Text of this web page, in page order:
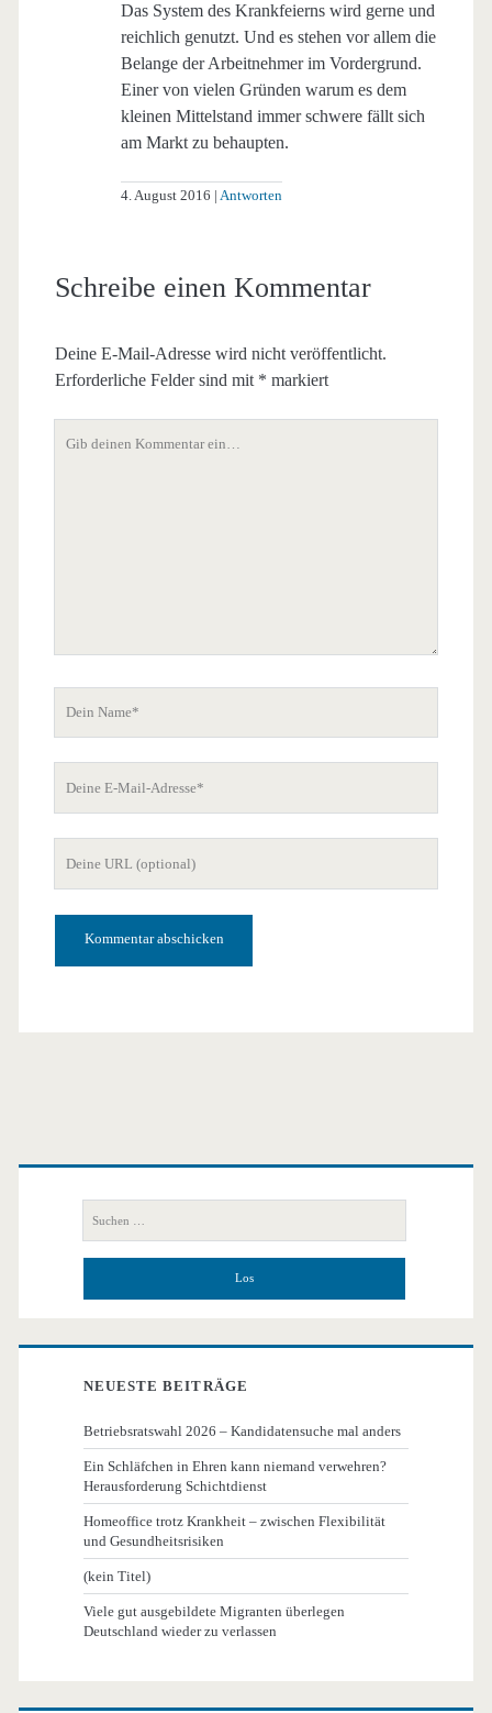
Das System des Krankfeierns wird gerne und
reichlich genutzt. Und es stehen vor allem die
Belange der Arbeitnehmer im Vordergrund.
Einer von vielen Gründen warum es dem
kleinen Mittelstand immer schwere fällt sich
am Markt zu behaupten.
4. August 2016 Antworten
Schreibe einen Kommentar
Deine E-Mail-Adresse wird nicht veröffentlicht.
Erforderliche Felder sind mit * markiert
Adresse
Primäre
Seitenleiste
nach:
NEUESTE BEITRÄGE
Betriebsratswahl 2026 – Kandidatensuche mal anders
Ein Schläfchen in Ehren kann niemand verwehren?
Herausforderung Schichtdienst
Homeoffice trotz Krankheit – zwischen Flexibilität
und Gesundheitsrisiken
(kein Titel)
Viele gut ausgebildete Migranten überlegen
Deutschland wieder zu verlassen